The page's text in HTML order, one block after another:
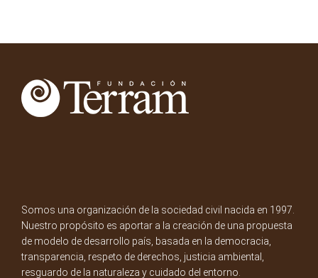
Somos una organización de la sociedad civil nacida en 1997.
Nuestro propósito es aportar a la creación de una propuesta
de modelo de desarrollo país, basada en la democracia,
transparencia, respeto de derechos, justicia ambiental,
resguardo de la naturaleza y cuidado del entorno.